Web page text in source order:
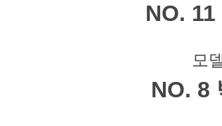
NO. 11
모
NO. 8